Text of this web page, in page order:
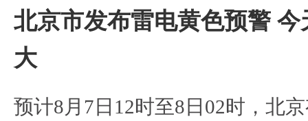
北京市发布雷电黄色预警
大
预计8月7日12时至8日02时，北